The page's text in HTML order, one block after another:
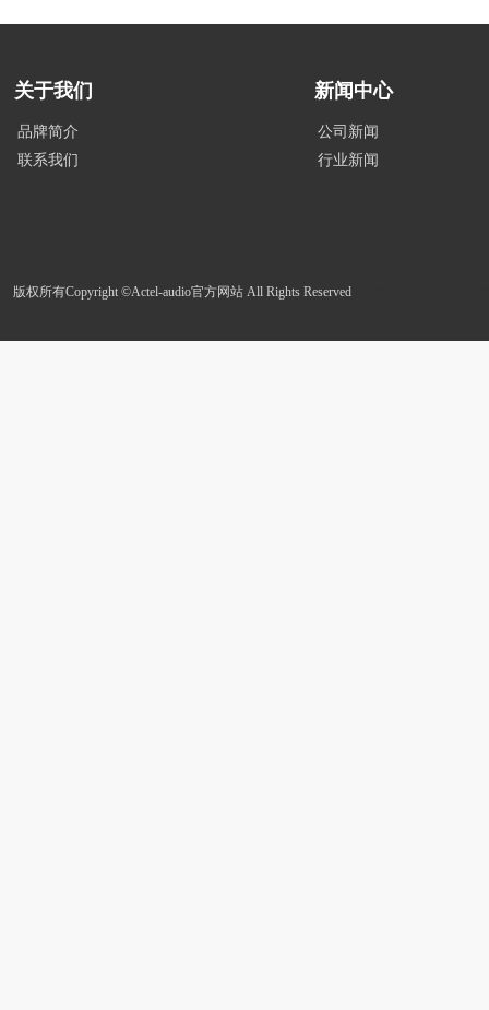
关于我们
品牌简介
联系我们
新闻中心
公司新闻
行业新闻
版权所有Copyright ©Actel-audio官方网站 All Rights Reserved